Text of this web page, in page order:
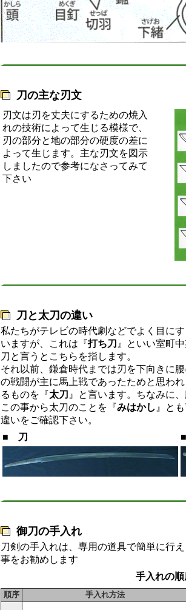
刀の主な刃文
刃文は刃を丈夫にするための焼入
れの技術によって生じる模様で、
刃の部分と地の部分の硬度の差に
よって生じます。主な刃文を図示
しましたので参考になさってみて
下さい
刀と太刀の違い
私たちがテレビの時代劇などでよく目に
いますが、これは『打ち刀 』といい室町
刀と言うとこちらを指します。
それ以前、鎌倉時代までは刃を下向きに
の戦闘が主に馬上戦であったためと思わ
るものを『太刀 』と言います。ちなみに
この事から太刀のことを『みはかし 』と
違いをご確認下さい。
■
刀
御刀の手入れ
刀剣の手入れは、専用の道具で簡単に行
事をお勧めします
手入れの
順序 手入れ方法